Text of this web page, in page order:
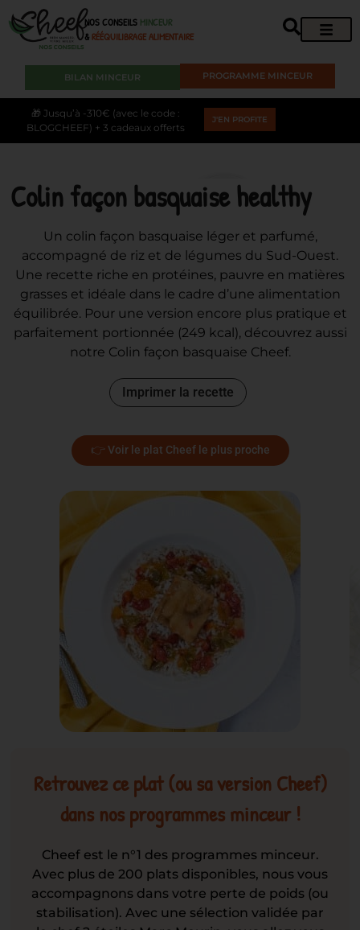
NOS CONSEILS MINCEUR
&RÉÉQUILIBRAGE ALIMENTAIRE
PROGRAMME MINCEUR
BILAN MINCEUR
🎁 Jusqu’à -310€ (avec le code :
BLOGCHEEF) + 3 cadeaux offerts
J'EN PROFITE
Colin façon basquaise healthy
Un colin façon basquaise léger et parfumé,
accompagné de riz et de légumes du Sud-Ouest.
Une recette riche en protéines, pauvre en matières
grasses et idéale dans le cadre d’une alimentation
équilibrée. Pour une version encore plus pratique et
parfaitement portionnée (249 kcal), découvrez aussi
notre Colin façon basquaise Cheef.
Imprimer la recette
👉 Voir le plat Cheef le plus proche
Retrouvez ce plat (ou sa version Cheef)
dans nos programmes minceur !
Cheef est le n°1 des programmes minceur.
Avec plus de 200 plats disponibles, nous vous
accompagnons dans votre perte de poids (ou
stabilisation). Avec une sélection validée par